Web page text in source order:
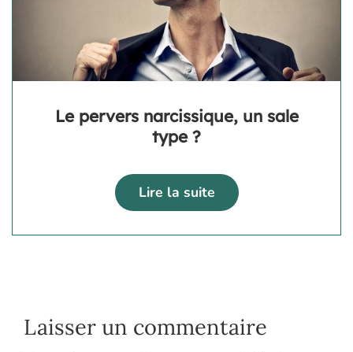
Le pervers narcissique, un sale
type ?
Lire la suite
Laisser un commentaire